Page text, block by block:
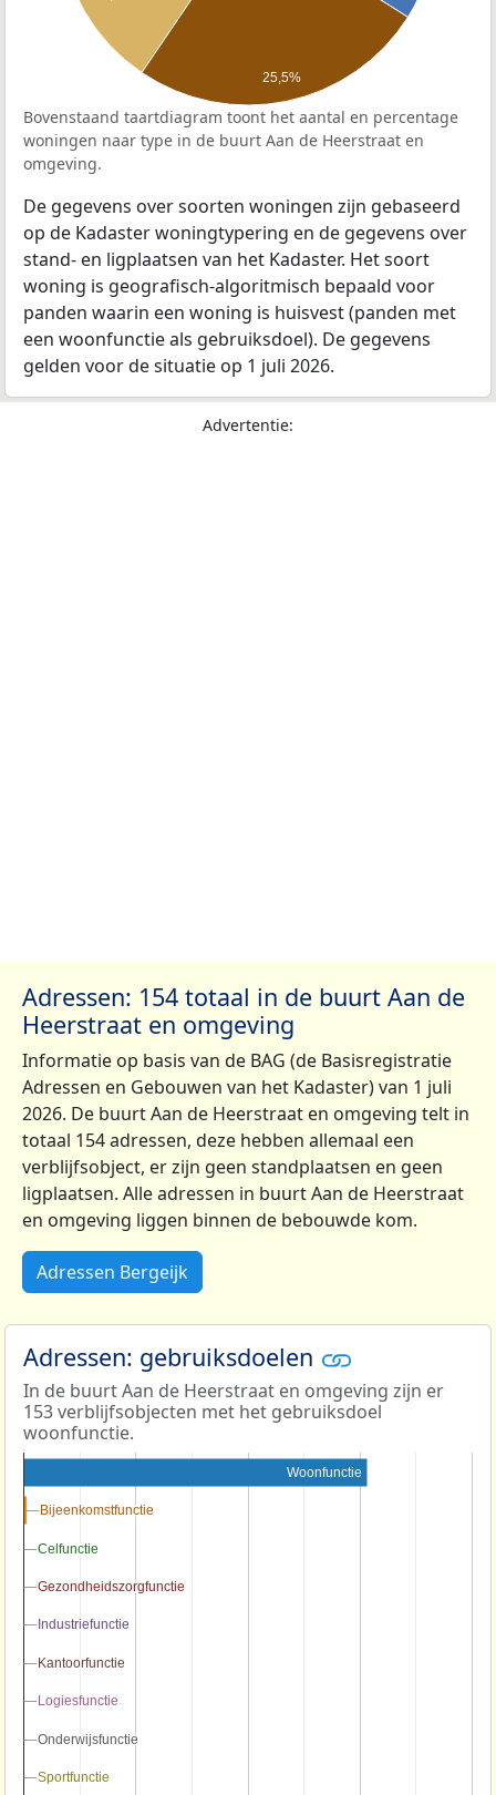
25,5%
Bovenstaand taartdiagram toont het aantal en percentage
woningen naar type in de buurt Aan de Heerstraat en
omgeving.
De gegevens over soorten woningen zijn gebaseerd
op de Kadaster woningtypering en de gegevens over
stand- en ligplaatsen van het Kadaster. Het soort
woning is geografisch-algoritmisch bepaald voor
panden waarin een woning is huisvest (panden met
een woonfunctie als gebruiksdoel). De gegevens
gelden voor de situatie op 1 juli 2026.
Advertentie:
Adressen: 154 totaal in de buurt Aan de
Heerstraat en omgeving
Informatie op basis van de BAG (de Basisregistratie
Adressen en Gebouwen van het Kadaster) van 1 juli
2026. De buurt Aan de Heerstraat en omgeving telt in
totaal 154 adressen, deze hebben allemaal een
verblijfsobject, er zijn geen standplaatsen en geen
ligplaatsen. Alle adressen in buurt Aan de Heerstraat
en omgeving liggen binnen de bebouwde kom.
Adressen Bergeijk
Adressen: gebruiksdoelen
In de buurt Aan de Heerstraat en omgeving zijn er
153 verblijfsobjecten met het gebruiksdoel
woonfunctie.
Woonfunctie
Bijeenkomstfunctie
Bijeenkomstfunctie
Celfunctie
Celfunctie
Gezondheidszorgfunctie
Gezondheidszorgfunctie
Industriefunctie
Industriefunctie
Kantoorfunctie
Kantoorfunctie
Logiesfunctie
Logiesfunctie
Onderwijsfunctie
Onderwijsfunctie
Sportfunctie
Sportfunctie